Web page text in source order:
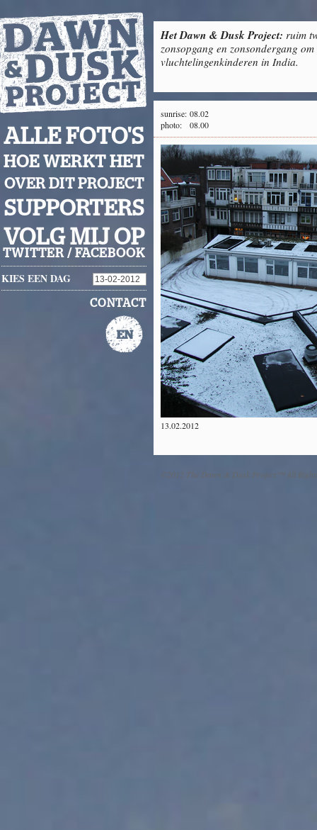
Het Dawn & Dusk Project: ruim
zonsopgang en zonsondergang
vluchtelingenkinderen in India.
ALLE FOTO'S
HOE WERKT HET
OVER DIT PROJECT
SUPPORTERS
VOLG MIJ OP
TWITTER / FACEBOOK
KIES EEN DAG
CONTACT
sunrise: 08.02
photo:
08.00
13.02.2012
©2012 The Dawn & Dusk Project™ All